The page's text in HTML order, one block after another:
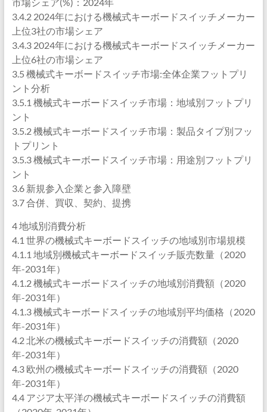
3.4.2 2024年における機械式キーボードスイッチメーカー
上位3社の市場シェア
3.4.3 2024年における機械式キーボードスイッチメーカー
上位6社の市場シェア
3.5 機械式キーボードスイッチ市場:全体企業フットプリ
ント分析
3.5.1 機械式キーボードスイッチ市場：地域別フットプリ
ント
3.5.2 機械式キーボードスイッチ市場：製品タイプ別フッ
トプリント
3.5.3 機械式キーボードスイッチ市場：用途別フットプリ
ント
3.6 新規参入企業と参入障壁
3.7 合併、買収、契約、提携
4 地域別消費分析
4.1 世界の機械式キーボードスイッチの地域別市場規模
4.1.1 地域別機械式キーボードスイッチ販売数量（2020
年-2031年）
4.1.2 機械式キーボードスイッチの地域別消費額（2020
年-2031年）
4.1.3 機械式キーボードスイッチの地域別平均価格（2020
年-2031年）
4.2 北米の機械式キーボードスイッチの消費額（2020
年-2031年）
4.3 欧州の機械式キーボードスイッチの消費額（2020
年-2031年）
4.4 アジア太平洋の機械式キーボードスイッチの消費額